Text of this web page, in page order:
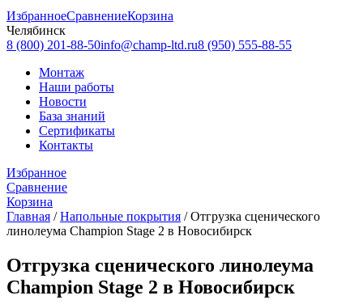
ИзбранноеСравнениеКорзина
Челябинск
8 (800) 201-88-50info@champ-ltd.ru8 (950) 555-88-55
Монтаж
Наши работы
Новости
База знаний
Сертификаты
Контакты
Избранное
Сравнение
Корзина
Главная /Напольные покрытия /Отгрузка сценического
линолеума Champion Stage 2 в Новосибирск
Отгрузка сценического линолеума
Champion Stage 2 в Новосибирск